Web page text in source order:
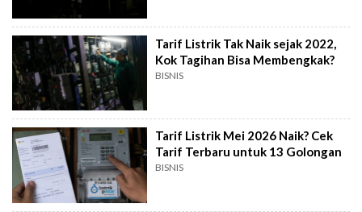
Tarif Listrik Tak Naik sejak 2022,
Kok Tagihan Bisa Membengkak?
BISNIS
Tarif Listrik Mei 2026 Naik? Cek
Tarif Terbaru untuk 13 Golongan
BISNIS